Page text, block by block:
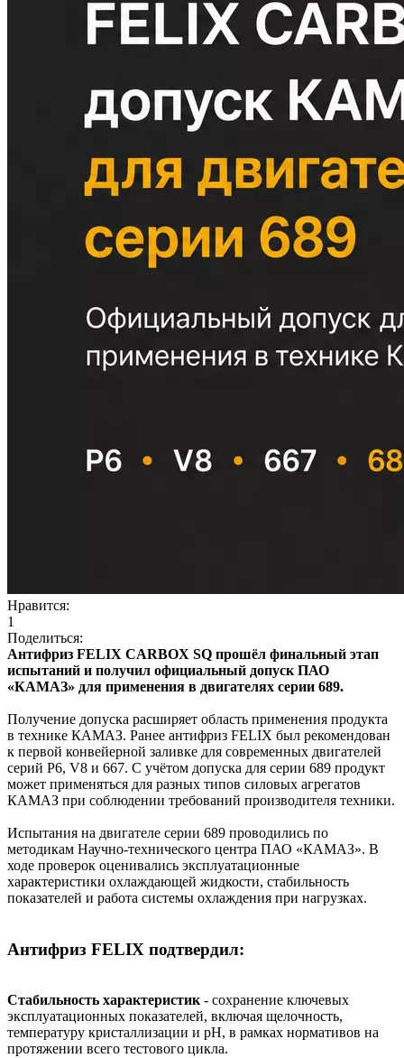
Нравится:
1
Поделиться:
Антифриз FELIX CARBOX SQ прошёл финальный этап
испытаний и получил официальный допуск ПАО
«КАМАЗ» для применения в двигателях серии 689.
Получение допуска расширяет область применения продукта
в технике КАМАЗ. Ранее антифриз FELIX был рекомендован
к первой конвейерной заливке для современных двигателей
серий Р6, V8 и 667. С учётом допуска для серии 689 продукт
может применяться для разных типов силовых агрегатов
КАМАЗ при соблюдении требований производителя техники.
Испытания на двигателе серии 689 проводились по
методикам Научно-технического центра ПАО «КАМАЗ». В
ходе проверок оценивались эксплуатационные
характеристики охлаждающей жидкости, стабильность
показателей и работа системы охлаждения при нагрузках.
Антифриз FELIX подтвердил:
Стабильность характеристик - сохранение ключевых
эксплуатационных показателей, включая щелочность,
температуру кристаллизации и pH, в рамках нормативов на
протяжении всего тестового цикла.